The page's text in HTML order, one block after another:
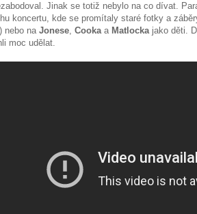
Jinak se totiž nebylo na co dívat.
koncertu, kde se promítaly staré fotky a
nebo na Jonese, Cooka a Matlocka jako děti.
moc udělat.